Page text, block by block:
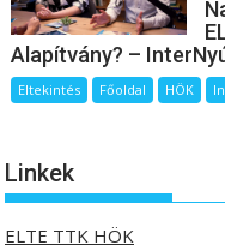
Alapítvány? –
Eltekintés Főoldal HÖK
Linkek
ELTE TTK HÖK